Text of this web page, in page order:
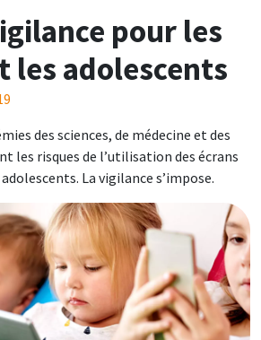
pour les
les adolescents
des sciences, de médecine et des
les risques de l’utilisation des écrans
La vigilance s’impose.